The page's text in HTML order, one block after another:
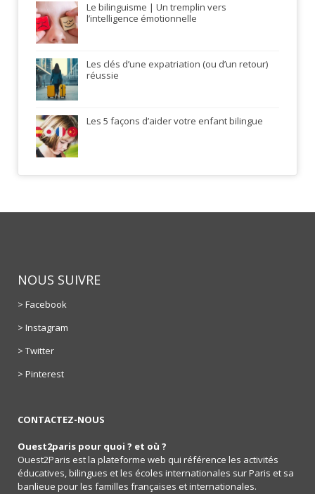
Le bilinguisme | Un tremplin vers
l’intelligence émotionnelle
Les clés d’une expatriation (ou d’un retour)
réussie
Les 5 façons d’aider votre enfant bilingue
NOUS SUIVRE
> Facebook
> Instagram
> Twitter
> Pinterest
CONTACTEZ-NOUS
Ouest2paris pour quoi ? et où ?
Ouest2Paris est la plateforme web qui référence les activités
éducatives, bilingues et les écoles internationales sur Paris et sa
banlieue pour les familles françaises et internationales.